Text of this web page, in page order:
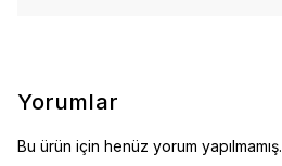
Yorumlar
Bu ürün için henüz yorum yapılmamış.